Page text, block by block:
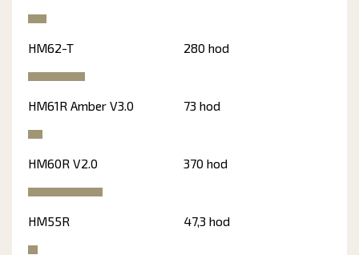
HM62-T 280 hod
HM61R Amber V3.0 73 hod
HM60R V2.0 370 hod
HM55R 47,3 hod